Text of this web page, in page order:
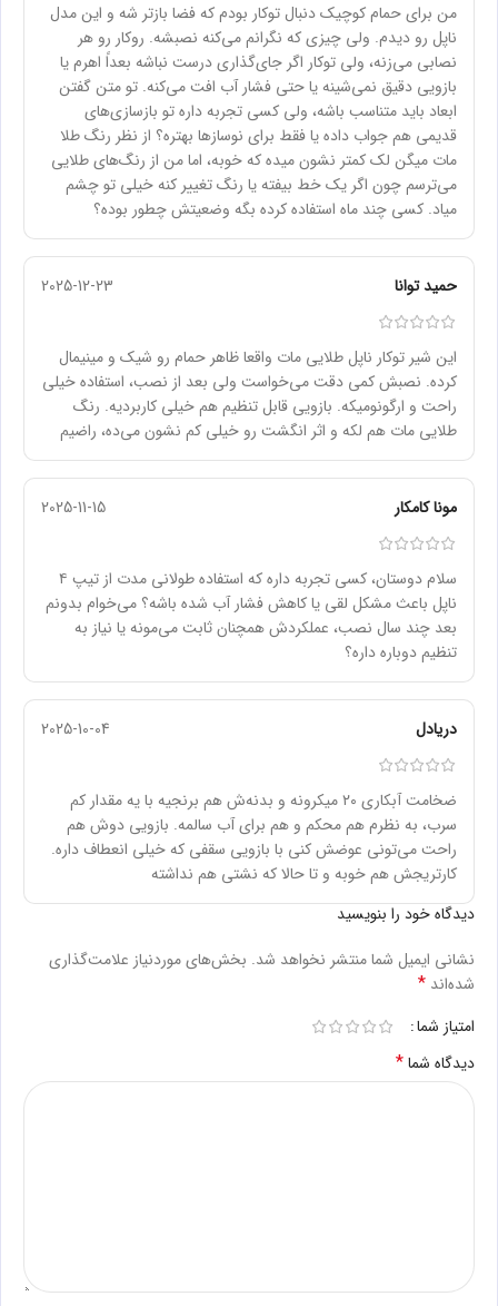
من برای حمام کوچیک دنبال توکار بودم که فضا بازتر شه و این مدل
ناپل رو دیدم. ولی چیزی که نگرانم می‌کنه نصبشه. روکار رو هر
نصابی می‌زنه، ولی توکار اگر جای‌گذاری درست نباشه بعداً اهرم یا
بازویی دقیق نمی‌شینه یا حتی فشار آب افت می‌کنه. تو متن گفتن
ابعاد باید متناسب باشه، ولی کسی تجربه داره تو بازسازی‌های
قدیمی هم جواب داده یا فقط برای نوسازها بهتره؟ از نظر رنگ طلا
مات میگن لک کمتر نشون میده که خوبه، اما من از رنگ‌های طلایی
می‌ترسم چون اگر یک خط بیفته یا رنگ تغییر کنه خیلی تو چشم
میاد. کسی چند ماه استفاده کرده بگه وضعیتش چطور بوده؟
حمید توانا 2025-12-23
این شیر توکار ناپل طلایی مات واقعا ظاهر حمام رو شیک و مینیمال
کرده. نصبش کمی دقت می‌خواست ولی بعد از نصب، استفاده خیلی
راحت و ارگونومیکه. بازویی قابل تنظیم هم خیلی کاربردیه. رنگ
طلایی مات هم لکه و اثر انگشت رو خیلی کم نشون می‌ده، راضیم
مونا کامکار 2025-11-15
سلام دوستان، کسی تجربه داره که استفاده طولانی مدت از تیپ ۴
ناپل باعث مشکل لقی یا کاهش فشار آب شده باشه؟ می‌خوام بدونم
بعد چند سال نصب، عملکردش همچنان ثابت می‌مونه یا نیاز به
تنظیم دوباره داره؟
دریادل 2025-10-04
ضخامت آبکاری ۲۰ میکرونه و بدنه‌ش هم برنجیه با یه مقدار کم
سرب، به نظرم هم محکم و هم برای آب سالمه. بازویی دوش هم
راحت می‌تونی عوضش کنی با بازویی سقفی که خیلی انعطاف داره.
کارتریجش هم خوبه و تا حالا که نشتی هم نداشته
دیدگاه خود را بنویسید
نشانی ایمیل شما منتشر نخواهد شد. بخش‌های موردنیاز علامت‌گذاری
شده‌اند *
امتیاز شما
دیدگاه شما*